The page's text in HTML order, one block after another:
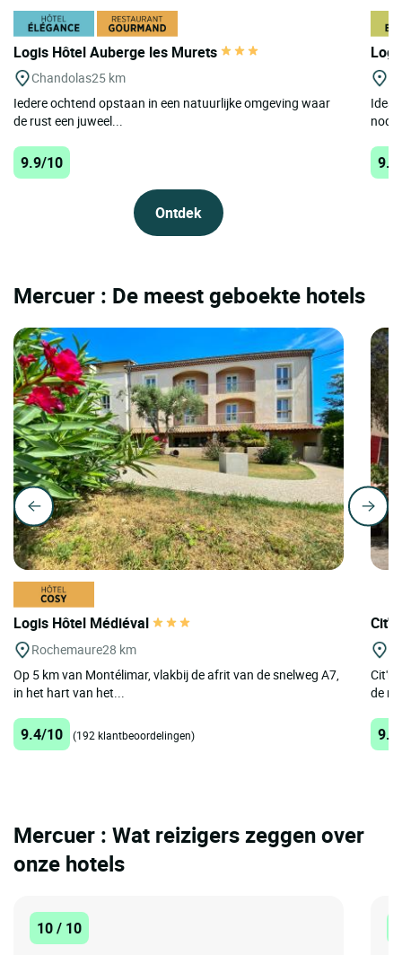
Logis Hôtel Auberge les Murets
Chandolas25 km
Iedere ochtend opstaan ​​in een natuurlijke omgeving waar
de rust een juweel...
9.9/10
Ontdek
Mercuer : De meest geboekte hotels
Logis Hôtel Médiéval
Rochemaure28 km
Op 5 km van Montélimar, vlakbij de afrit van de snelweg A7,
in het hart van het...
9.4/10 (192 klantbeoordelingen)
de
Mercuer : Wat reizigers zeggen over
onze hotels
10 / 10